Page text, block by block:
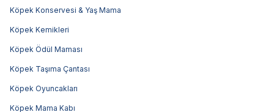
Köpek Konservesi & Yaş Mama
Köpek Kemikleri
Köpek Ödül Maması
Köpek Taşıma Çantası
Köpek Oyuncakları
Köpek Mama Kabı